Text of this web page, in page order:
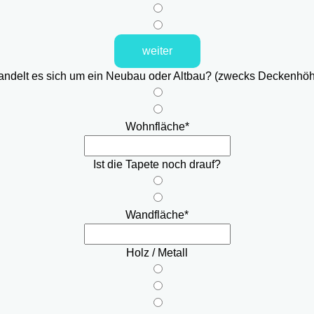
weiter
es sich um ein Neubau oder Altbau? (zwecks
Wohnfläche*
Ist die Tapete noch drauf?
Wandfläche*
Holz / Metall